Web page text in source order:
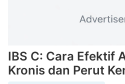
IBS C: Cara Efektif
Kronis dan Perut